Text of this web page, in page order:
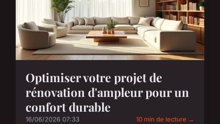
Optimiser votre projet de
rénovation d'ampleur pour un
confort durable
16/06/2026 07:33 10 min de lecture →